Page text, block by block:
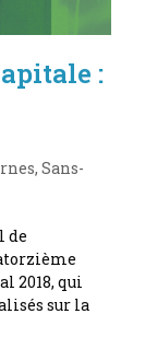
:
,Sans-
de
2018, qui
sur la